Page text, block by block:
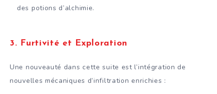
des potions d’alchimie.
3. Furtivité et Exploration
Une nouveauté dans cette suite est l’intégration de
nouvelles mécaniques d’infiltration enrichies :